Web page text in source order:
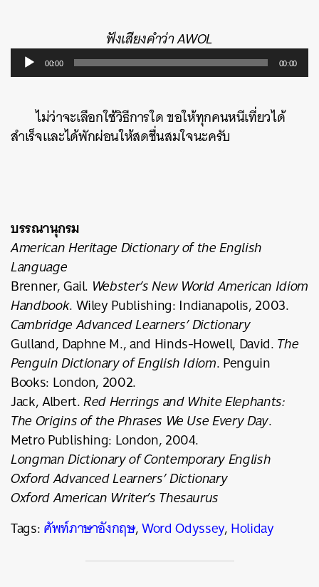
ฟังเสียงคำว่า AWOL
Audio
Player
00:00 00:00
ไม่ว่าจะเลือกใช้วิธีการใด ขอให้ทุกคนหนีเที่ยวได้
สำเร็จและได้พักผ่อนให้สดชื่นสมใจนะครับ
บรรณานุกรม
American Heritage Dictionary of the English
Language
Brenner, Gail. Webster’s New World American Idiom
Handbook. Wiley Publishing: Indianapolis, 2003.
Cambridge Advanced Learners’ Dictionary
Gulland, Daphne M., and Hinds-Howell, David.The
Penguin Dictionary of English Idiom. Penguin
Books: London, 2002.
Jack, Albert.Red Herrings and White Elephants:
The Origins of the Phrases We Use Every Day.
Metro Publishing: London, 2004.
Longman Dictionary of Contemporary English
Oxford Advanced Learners’ Dictionary
Oxford American Writer’s Thesaurus
Tags:ศัพท์ภาษาอังกฤษ,Word Odyssey,Holiday